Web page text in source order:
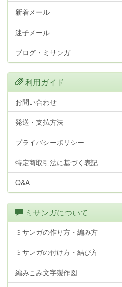
新着メール
迷子メール
ブログ・ミサンガ
利用ガイド
お問い合わせ
発送・支払方法
プライバシーポリシー
特定商取引法に基づく表記
Q&A
ミサンガについて
ミサンガの作り方・編み方
ミサンガの付け方・結び方
編みこみ文字製作図